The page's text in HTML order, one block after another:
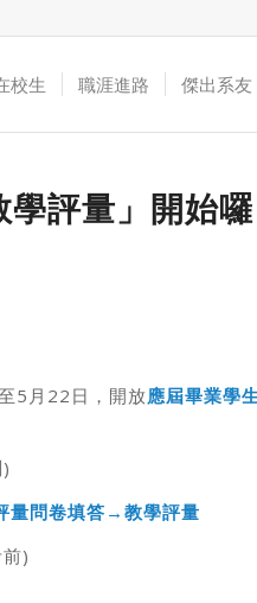
校生 職涯進路 傑出系友
評量」開始
5月22日，開放應屆畢業學
問卷填答→教學評量
)